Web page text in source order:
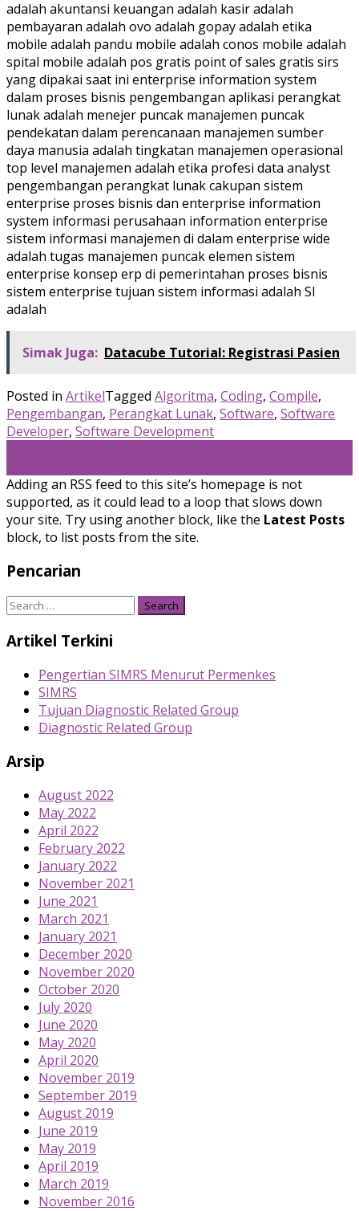
adalah akuntansi keuangan adalah kasir adalah
pembayaran adalah ovo adalah gopay adalah etika
mobile adalah pandu mobile adalah conos mobile adalah
spital mobile adalah pos gratis point of sales gratis sirs
yang dipakai saat ini enterprise information system
dalam proses bisnis pengembangan aplikasi perangkat
lunak adalah menejer puncak manajemen puncak
pendekatan dalam perencanaan manajemen sumber
daya manusia adalah tingkatan manajemen operasional
top level manajemen adalah etika profesi data analyst
pengembangan perangkat lunak cakupan sistem
enterprise proses bisnis dan enterprise information
system informasi perusahaan information enterprise
sistem informasi manajemen di dalam enterprise wide
adalah tugas manajemen puncak elemen sistem
enterprise konsep erp di pemerintahan proses bisnis
sistem enterprise tujuan sistem informasi adalah SI
adalah
Simak Juga: Datacube Tutorial: Registrasi Pasien
Posted in ArtikelTagged Algoritma, Coding, Compile,
Pengembangan, Perangkat Lunak, Software, Software
Developer, Software Development
Adding an RSS feed to this site’s homepage is not
supported, as it could lead to a loop that slows down
your site. Try using another block, like the Latest Posts
block, to list posts from the site.
Pencarian
Search
Artikel Terkini
Pengertian SIMRS Menurut Permenkes
SIMRS
Tujuan Diagnostic Related Group
Diagnostic Related Group
Arsip
August 2022
May 2022
April 2022
February 2022
January 2022
November 2021
June 2021
March 2021
January 2021
December 2020
November 2020
October 2020
July 2020
June 2020
May 2020
April 2020
November 2019
September 2019
August 2019
June 2019
May 2019
April 2019
March 2019
November 2016